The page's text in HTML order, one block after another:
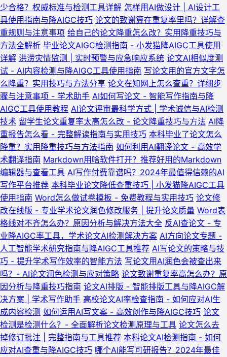
少合格？权威标准与检测工具详解 怎样用AI做设计 | AI设计工
具使用指南与降AIGC技巧 论文的致谢算在重复率里吗？详解查
重规则与注意事项 给自己的论文降重怎么改？实用降重技巧与
方法全解析 毕业论文AIGC检测指南 - 小发猫降AIGC工具使用
详解 洪涝灾情监测 | 实时预警与应急响应系统 论文AI相似度测
试 - AI内容检测与降AIGC工具使用指南 写论文用的官方文字怎
么降重？实用技巧与方法分享 论文在知网上怎么查重？详细步
骤与注意事项 - 学术助手 AI如何写论文 - 智能写作指南与降
AIGC工具使用教程 AI论文评审最科学方式 | 学术诚信与AI检测
技术 留学生论文重复率太高怎么改 - 论文降重技巧与方法 AI降
重报告怎么看 - 完整解读指南与实用技巧 本科毕业了论文怎么
降重？实用降重技巧与方法指南 如何利用AI翻译论文 - 高效学
术翻译指南 Markdown用啥软件打开？推荐好用的Markdown
编辑器与查看工具 AI写作付费靠谱吗？2024年最值得信赖的AI
写作平台推荐 本科毕业论文降低查重技巧 | 小发猫降AIGC工具
使用指南 Word怎么做试卷模板 - 免费教程与实用技巧 论文修
改在线版 - 专业学术论文润色修改服务 | 提升论文质量 Word表
格线对不齐怎么办？原因分析与解决方法大全 反AI查论文 - 专
业降AIGC率工具，学术论文AI检测解决方案 AI方向论文专题 -
人工智能学术研究指南与降AIGC工具推荐 AI写论文的策略与技
巧 - 提升学术写作效率的智能方法 写论文用AI润色会被查出来
吗？- AI论文润色检测与应对策略 论文致谢重复率高怎么办？原
因分析与降重技巧指南 论文AI排版 - 智能排版工具与降AIGC解
决方案 | 学术写作助手 高校论文AI率检查指南 - 如何应对AI生
成内容检测 如何运用AI写文案 - 高效创作与降AIGC技巧 论文
检测是检测什么？- 全面解析论文检测原理与工具 论文怎么去
掉修订批注 | 完整指南与工具推荐 本科论文AI检测指南 - 如何
应对AI查重与降AIGC技巧 哪个AI能写可研报告？2024年最佳